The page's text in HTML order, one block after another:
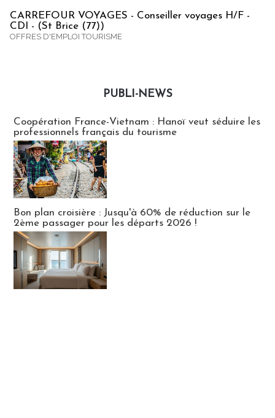
CARREFOUR VOYAGES - Conseiller voyages H/F -
CDI - (St Brice (77))
OFFRES D'EMPLOI TOURISME
PUBLI-NEWS
Coopération France-Vietnam : Hanoï veut séduire les
professionnels français du tourisme
Bon plan croisière : Jusqu'à 60% de réduction sur le
2ème passager pour les départs 2026 !